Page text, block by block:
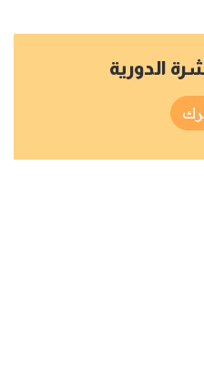
الدورية